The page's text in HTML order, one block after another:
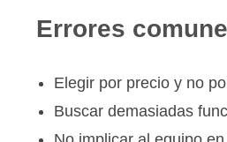
Errores
Elegir por precio y no
Buscar demasiadas